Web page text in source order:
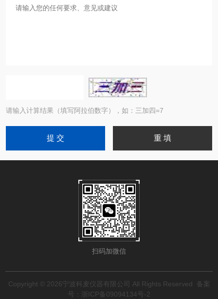
请输入计算结果（填写阿拉伯数字），如：三加四=7
扫码加微信
Copyright © 2026宁波科麦仪器有限公司 All Rights Reserved
备案
号：浙ICP备09094134号-2